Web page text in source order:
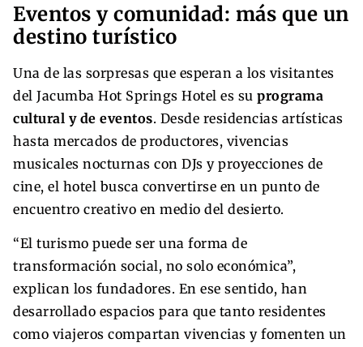
Eventos y comunidad: más que un
destino turístico
Una de las sorpresas que esperan a los visitantes
del Jacumba Hot Springs Hotel es su programa
cultural y de eventos. Desde residencias artísticas
hasta mercados de productores, vivencias
musicales nocturnas con DJs y proyecciones de
cine, el hotel busca convertirse en un punto de
encuentro creativo en medio del desierto.
“El turismo puede ser una forma de
transformación social, no solo económica”,
explican los fundadores. En ese sentido, han
desarrollado espacios para que tanto residentes
como viajeros compartan vivencias y fomenten un